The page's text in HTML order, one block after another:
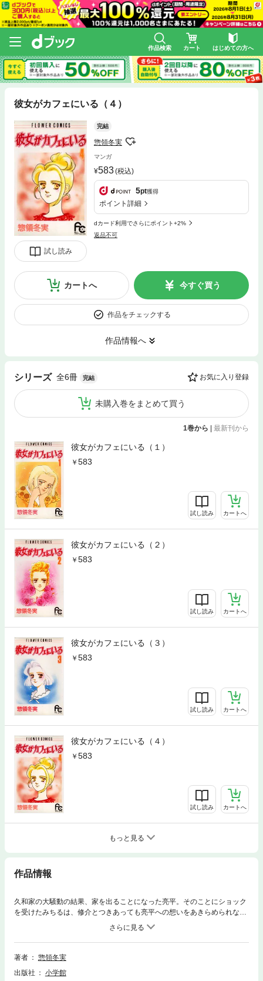
作品検索 カート はじめての方へ
彼女がカフェにいる（４）
試し読み
完結
惣領冬実
マンガ
583(税込)
5pt獲得
ポイント詳細
dカード利用でさらにポイント+2%
返品不可
カートへ 今すぐ買う
作品をチェックする
作品情報へ
シリーズ 全6冊 完結 お気に入り登録
未購入巻をまとめて買う
1巻から 最新刊から
彼女がカフェにいる（１）
583
試し読み カートへ
彼女がカフェにいる（２）
583
試し読み カートへ
彼女がカフェにいる（３）
583
試し読み カートへ
彼女がカフェにいる（４）
583
試し読み カートへ
もっと見る
作品情報
久和家の大騒動の結果、家を出ることになった亮平。そのことにショック
を受けたみちるは、修介とつきあっても亮平への想いをあきらめられない
と悟る。一人暮らしを始めた亮平の部屋を訪ねたみちるは、もう亮平とは
幼なじみとしてつきあえないことを思い知らされる。
著者
惣領冬実
出版社
小学館